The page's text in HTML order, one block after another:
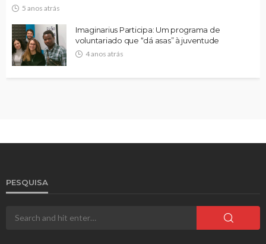
5 anos atrás
Imaginarius Participa: Um programa de
voluntariado que “dá asas” à juventude
4 anos atrás
PESQUISA